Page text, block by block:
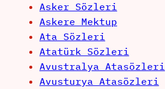
Asker Sözleri
Askere Mektup
Ata Sözleri
Atatürk Sözleri
Avustralya Atasözleri
Avusturya Atasözleri